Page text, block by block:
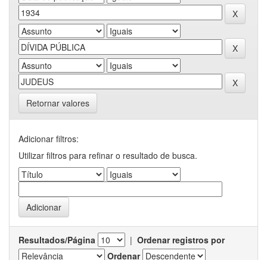
Retornar valores
Adicionar filtros:
Utilizar filtros para refinar o resultado de busca.
Resultados/Página | Ordenar registros por
Ordenar